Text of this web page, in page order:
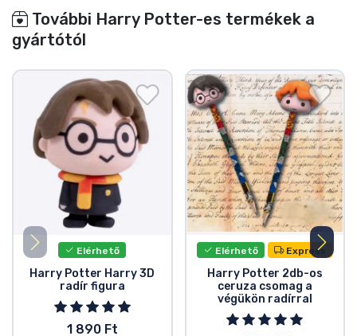
További Harry Potter-es termékek a
gyártótól
Elérhető
Harry Potter Harry 3D
radír figura
1 890 Ft
Elérhető Express
Harry Potter 2db-os
ceruza csomag a
végükön radírral